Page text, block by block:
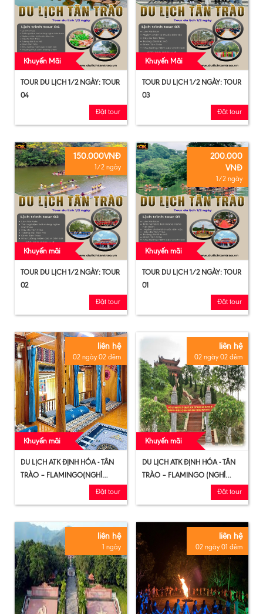
Khuyến Mãi
TOUR DU LỊCH 1/2 NGÀY: TOUR
04
Đặt tour
Khuyến Mãi
TOUR DU LỊCH 1/2 NGÀY: TOUR
03
Đặt tour
Khuyến mãi
150.000VNĐ
1/2 ngày
TOUR DU LỊCH 1/2 NGÀY: TOUR
02
Đặt tour
Khuyến mãi
200.000
VNĐ
1/2 ngày
TOUR DU LỊCH 1/2 NGÀY: TOUR
01
Đặt tour
Khuyến mãi
liên hệ
02 ngày 02 đêm
DU LỊCH ATK ĐỊNH HÓA - TÂN
TRÀO – FLAMINGO(NGHỈ
Đặt tour
Khuyến mãi
liên hệ
02 ngày 02 đêm
DU LỊCH ATK ĐỊNH HÓA - TÂN
TRÀO – FLAMINGO (NGHỈ
Đặt tour
liên hệ
1 ngày
liên hệ
02 ngày 01 đêm